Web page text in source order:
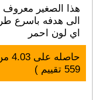
هذا الصغير معروف
الى هدفه باسرع
اي لون احمر
حاصله على4.03
559 تقييم )